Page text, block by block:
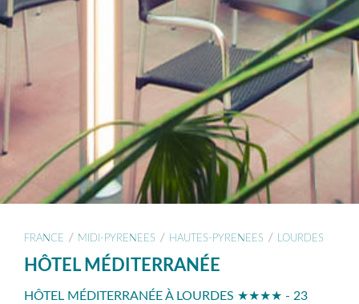
FRANCE / MIDI-PYRENEES / HAUTES-PYRENEES / LOURDES
HÔTEL MÉDITERRANÉE
HÔTEL MÉDITERRANÉE À LOURDES ★★★★ - 23